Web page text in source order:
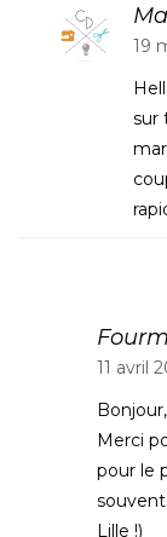
19
sur
11 avril
Bonjour,
Merci
pour le
Lille !)